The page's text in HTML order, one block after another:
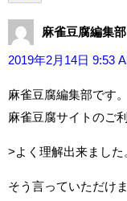
麻雀豆腐編集部
2019年2月14日 9:53
麻雀豆腐編集部です。
麻雀豆腐サイトのご
>よく理解出来まし
そう言っていただけ